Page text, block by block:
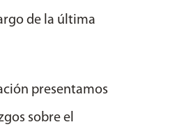
de la última
presentamos
sobre el